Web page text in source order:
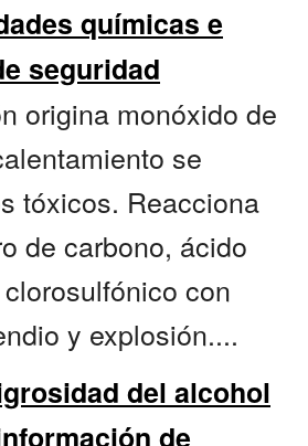
químicas e
seguridad
origina monóxido de
se
tóxicos. Reacciona
de carbono, ácido
con
y explosión....
del alcohol
de